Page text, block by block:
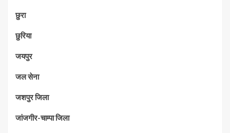
छुरा
छुरिया
जयपुर
जल सेना
जशपुर जिला
जांजगीर-चाम्पा जिला